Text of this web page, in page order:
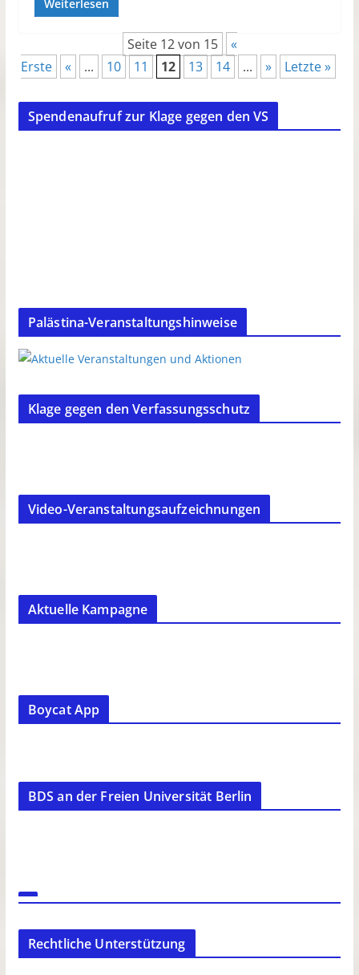
Weiterlesen
Seite 12 von 15
«
Erste
« ... 10 11 12 13 14 ... » Letzte »
Spendenaufruf zur Klage gegen den VS
Palästina-Veranstaltungshinweise
Klage gegen den Verfassungsschutz
Video-Veranstaltungsaufzeichnungen
Aktuelle Kampagne
Boycat App
BDS an der Freien Universität Berlin
Rechtliche Unterstützung